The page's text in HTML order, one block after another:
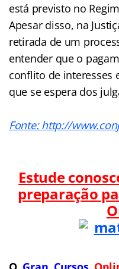
está previsto no
Apesar disso, na
retirada de um
entender que o
conflito de interesses
que se espera dos
Fonte: http://
Estude
preparação